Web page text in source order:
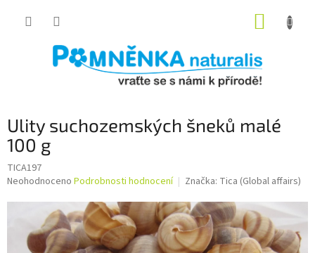
Ulity suchozemských šneků malé
100 g
TICA197
Průměrné
Neohodnoceno Podrobnosti hodnocení Značka: Tica (Global affairs)